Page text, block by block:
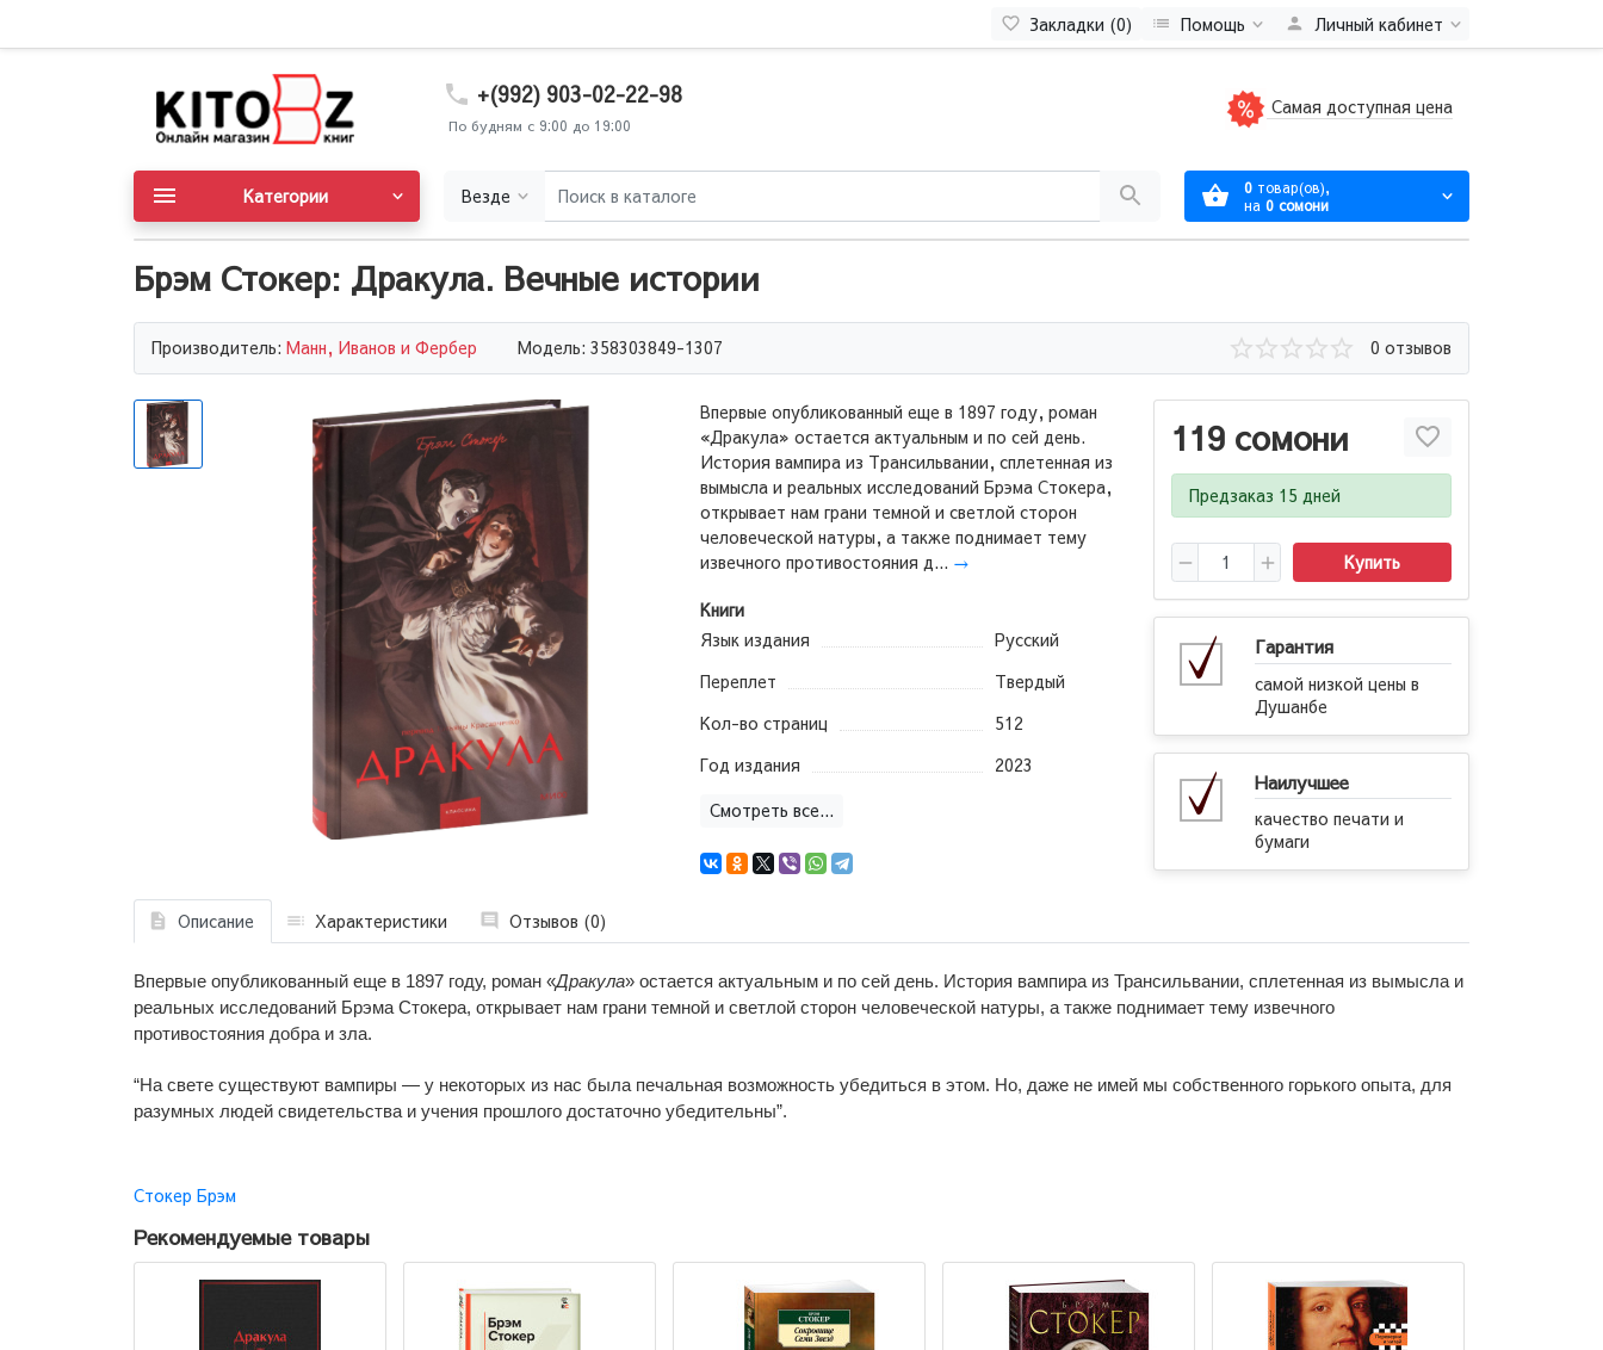
Закладки (0) Помощь Личный кабинет
+(992) 903-02-22-98
По будням с 9:00 до 19:00
Самая доступная цена
Везде 0 товар(ов),
на 0 сомони
Категории
Брэм Стокер: Дракула. Вечные истории
Производитель: Манн, Иванов и Фербер Модель: 358303849-1307 0 отзывов
119 сомони
Предзаказ 15 дней
Купить
Гарантия
самой низкой цены в
Душанбе
Наилучшее
качество печати и
бумаги
Впервые опубликованный еще в 1897 году, роман
«Дракула» остается актуальным и по сей день.
История вампира из Трансильвании, сплетенная из
вымысла и реальных исследований Брэма Стокера,
открывает нам грани темной и светлой сторон
человеческой натуры, а также поднимает тему
извечного противостояния д... →
Книги
Язык издания
Русский
Переплет
Твердый
Кол-во страниц
512
Год издания
2023
Смотреть все...
Описание Характеристики Отзывов (0)
Впервые опубликованный еще в 1897 году, роман «Дракула» остается актуальным и по сей день. История вампира из Трансильвании, сплетенная из вымысла и
реальных исследований Брэма Стокера, открывает нам грани темной и светлой сторон человеческой натуры, а также поднимает тему извечного
противостояния добра и зла.
“На свете существуют вампиры — у некоторых из нас была печальная возможность убедиться в этом. Но, даже не имей мы собственного горького опыта, для
разумных людей свидетельства и учения прошлого достаточно убедительны”.
Стокер Брэм
Рекомендуемые товары